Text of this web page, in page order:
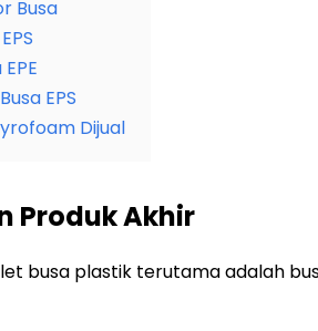
Busa
EPS
Dijual
Produk Akhir
busa plastik terutama adalah